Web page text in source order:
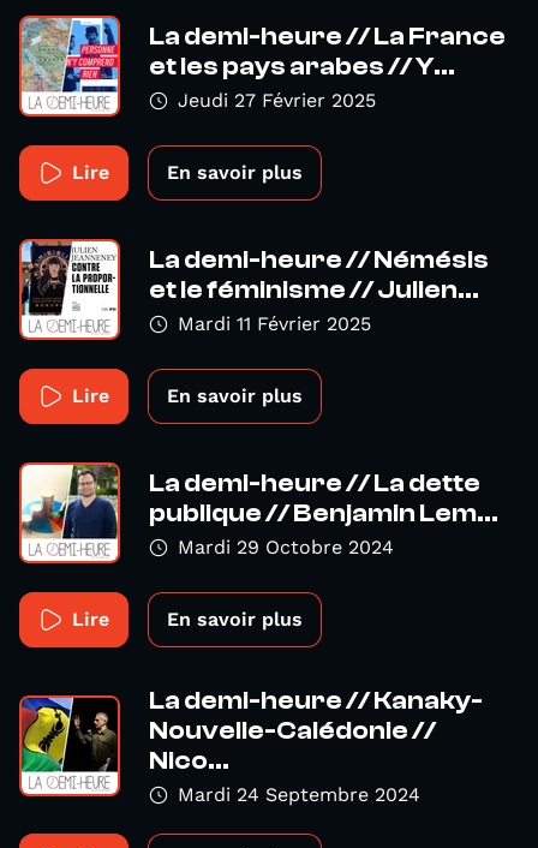
La demi-heure // La France
et les pays arabes // Y...
Jeudi 27 Février 2025
Lire En savoir plus
La demi-heure // Némésis
et le féminisme // Julien...
Mardi 11 Février 2025
Lire En savoir plus
La demi-heure // La dette
publique // Benjamin Lem...
Mardi 29 Octobre 2024
Lire En savoir plus
La demi-heure // Kanaky-
Nouvelle-Calédonie //
Nico...
Mardi 24 Septembre 2024